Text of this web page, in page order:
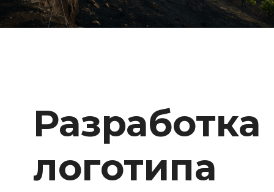
Разработка
логотипа